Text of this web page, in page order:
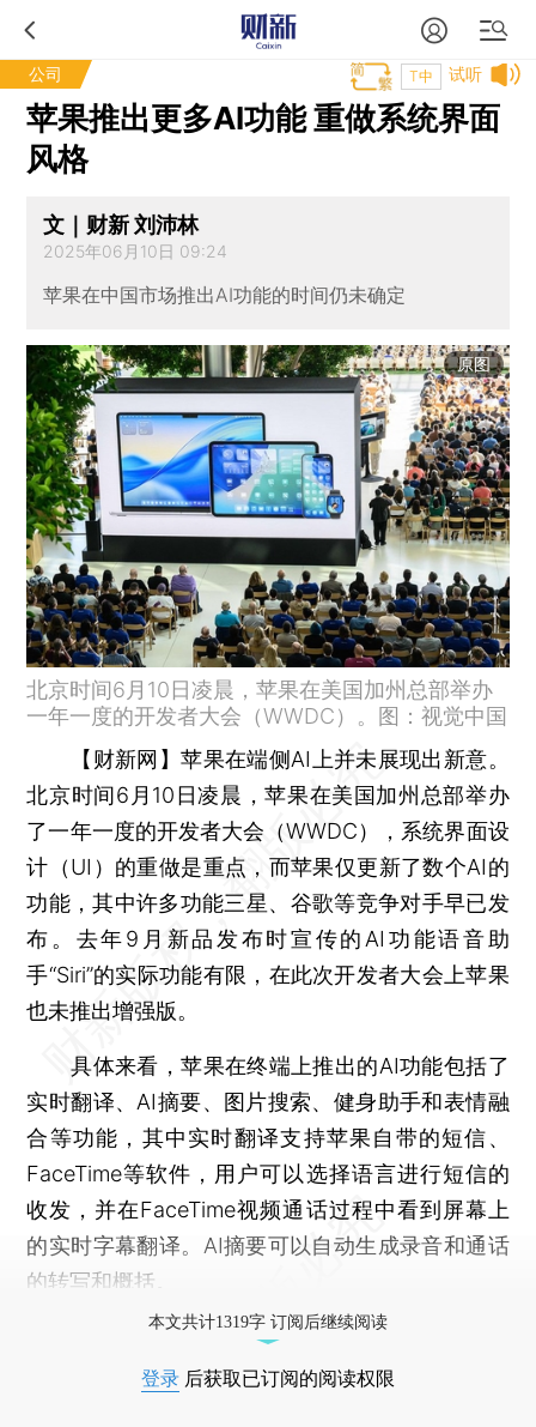
公司 试听
T中
苹果推出更多AI功能 重做系统界面
风格
文｜财新 刘沛林
2025年06月10日 09:24
苹果在中国市场推出AI功能的时间仍未确定
原图
北京时间6月10日凌晨，苹果在美国加州总部举办
一年一度的开发者大会（WWDC）。图：视觉中国
【财新网】苹果在端侧AI上并未展现出新意。
北京时间6月10日凌晨，苹果在美国加州总部举办
了一年一度的开发者大会（WWDC），系统界面设
计（UI）的重做是重点，而苹果仅更新了数个AI的
功能，其中许多功能三星、谷歌等竞争对手早已发
布。去年9月新品发布时宣传的AI功能语音助
手“Siri”的实际功能有限，在此次开发者大会上苹果
也未推出增强版。
具体来看，苹果在终端上推出的AI功能包括了
实时翻译、AI摘要、图片搜索、健身助手和表情融
合等功能，其中实时翻译支持苹果自带的短信、
FaceTime等软件，用户可以选择语言进行短信的
收发，并在FaceTime视频通话过程中看到屏幕上
的实时字幕翻译。AI摘要可以自动生成录音和通话
的转写和概括。
本文共计1319字 订阅后继续阅读
登录 后获取已订阅的阅读权限